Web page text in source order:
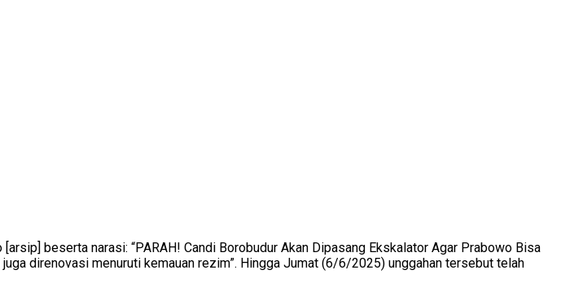
beserta narasi: “PARAH! Candi Borobudur Akan Dipasang Ekskalator Agar Prabowo Bisa
direnovasi menuruti kemauan rezim”. Hingga Jumat (6/6/2025) unggahan tersebut telah